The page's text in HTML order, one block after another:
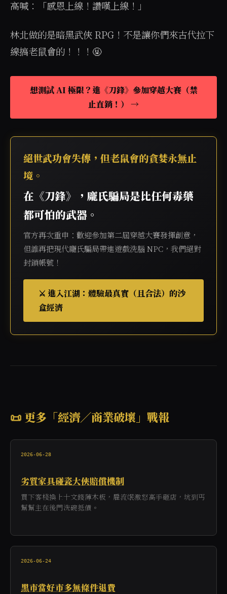
高喊：「感恩上線！讚嘆上線！」
林北做的是暗黑武俠 RPG！不是讓你們來古代拉下
線搞老鼠會的！！！🤬
想測試 AI 極限？進《刀鋒》參加穿越大賽（禁
止直銷！） →
絕世武功會失傳，但老鼠會的貪婪永無止
境。
在《刀鋒》，龐氏騙局是比任何毒藥
都可怕的武器。
官方再次重申：歡迎參加第二屆穿越大賽發揮創意，
但誰再把現代龐氏騙局帶進遊戲洗腦 NPC，我們絕對
封鎖帳號！
⚔️ 進入江湖：體驗最真實（且合法）的沙
盒經濟
📜 更多「經濟／商業破壞」戰報
2026-06-28
劣質家具碰瓷大俠賠償機制
買下客棧換上十文錢薄木板，雇流氓激怒高手砸店，坑到丐
幫幫主在後門洗碗抵債。
2026-06-24
黑市當好市多無條件退費